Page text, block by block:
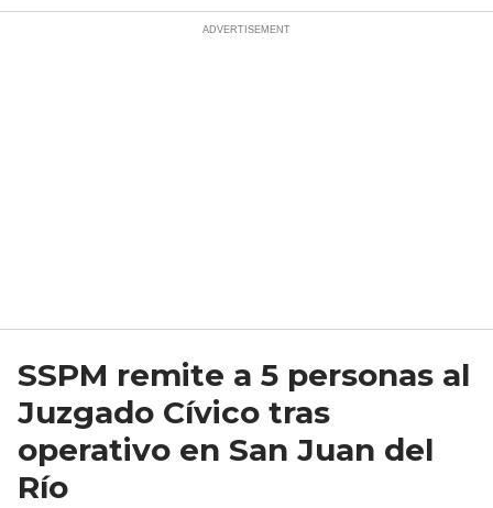
SSPM remite a 5 personas al
Juzgado Cívico tras
operativo en San Juan del
Río